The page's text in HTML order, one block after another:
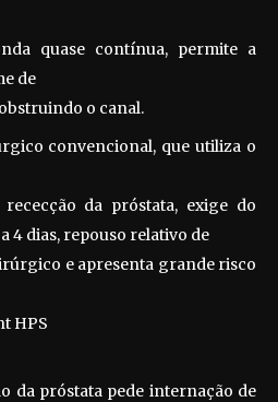
quase contínua, permite a
de
o canal.
convencional, que utiliza o
da próstata, exige do
4 dias, repouso relativo de
e apresenta grande risco
HPS
da próstata pede internação de